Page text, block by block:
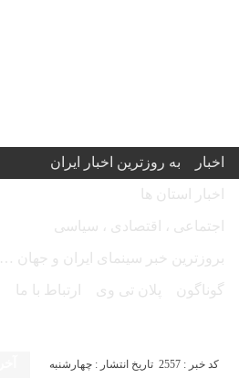
اخبار به روزترین اخبار ایران
اخبار استان ها
اجتماعی ، اقتصادی ، سیاسی
بروزترین خبر سینمای ایران و جهان …
گوناگون پلان تی وی ارتباط با ما
کد خبر : 2557
تاریخ انتشار : چهارشنبه